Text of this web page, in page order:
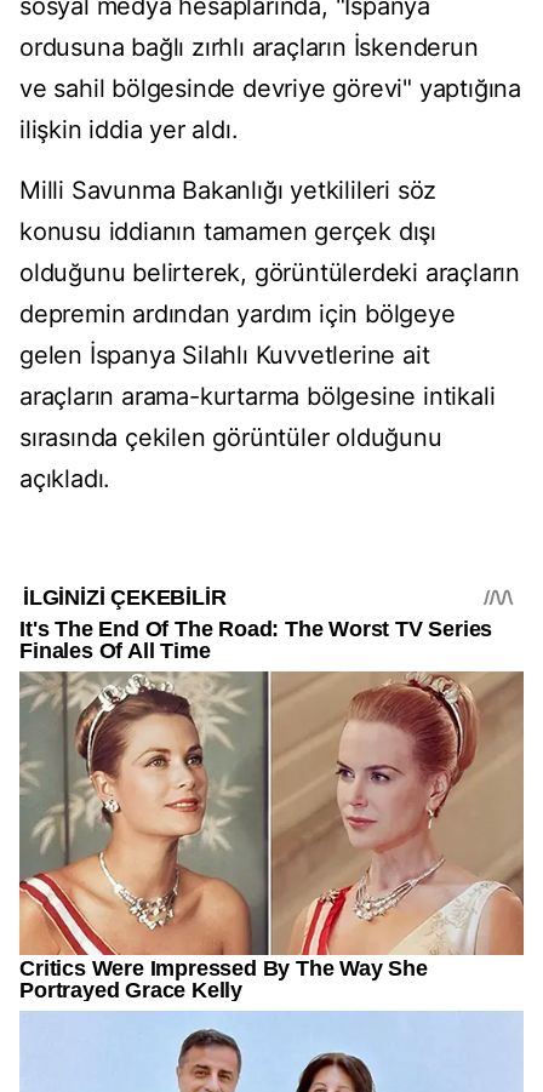
sosyal medya hesaplarında, "İspanya
ordusuna bağlı zırhlı araçların İskenderun
ve sahil bölgesinde devriye görevi" yaptığına
ilişkin iddia yer aldı.
Milli Savunma Bakanlığı yetkilileri söz
konusu iddianın tamamen gerçek dışı
olduğunu belirterek, görüntülerdeki araçların
depremin ardından yardım için bölgeye
gelen İspanya Silahlı Kuvvetlerine ait
araçların arama-kurtarma bölgesine intikali
sırasında çekilen görüntüler olduğunu
açıkladı.